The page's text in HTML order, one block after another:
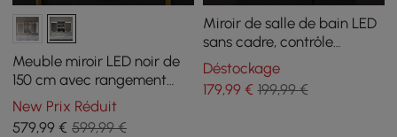
Meuble miroir LED noir de
150 cm avec rangement
central, intensité variable 3
couleurs et désembuage
New Prix Réduit
579,99 € 599,99 €
Miroir de salle de bain LED
sans cadre, contrôle
gestuel, antibuée et haut-
parleur Bluetooth 600 mm
x 800 mm
Déstockage
179,99€ 199,99 €